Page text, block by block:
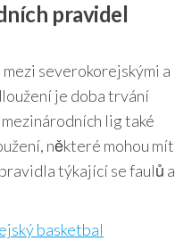
pravidel
severokorejskými a
je doba trvání
lig také
některé mohou mít
týkající se faulů a
basketbal